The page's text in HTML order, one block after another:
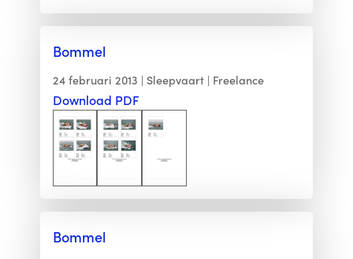
Bommel
24 februari 2013 Sleepvaart Freelance
Download PDF
Bommel